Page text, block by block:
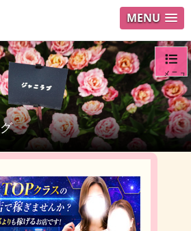
MENU
メニュ
ログイ